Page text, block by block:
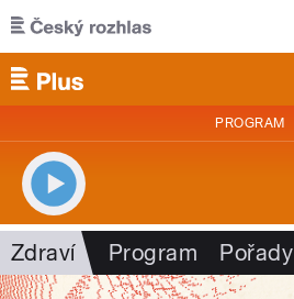
Přejít k hlavnímu obsahu
PROGRAM
Zdraví Program Pořady